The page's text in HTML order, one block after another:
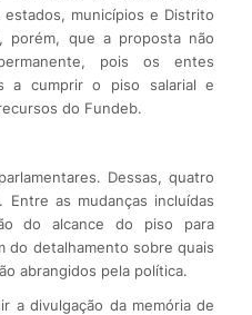
municípios e Distrito
porém, que a proposta não
pois os entes
a cumprir o piso salarial e
do Fundeb.
Dessas, quatro
Entre as mudanças incluídas
do alcance do piso para
do detalhamento sobre quais
abrangidos pela política.
a divulgação da memória de